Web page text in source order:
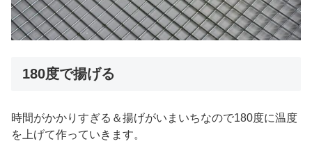
180度で揚げる
時間がかかりすぎる＆揚げがいまいちなので180度に温度
を上げて作っていきます。